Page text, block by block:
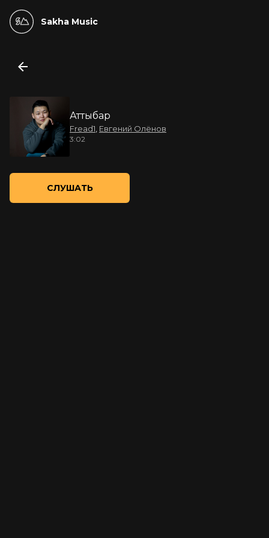
Sakha Music
Аттыбар
Fread1 Евгений Олёнов
3:02
СЛУШАТЬ